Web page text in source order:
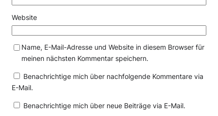
Website
Name, E-Mail-Adresse und Website in diesem Browser für
meinen nächsten Kommentar speichern.
Benachrichtige mich über nachfolgende Kommentare via
E-Mail.
Benachrichtige mich über neue Beiträge via E-Mail.